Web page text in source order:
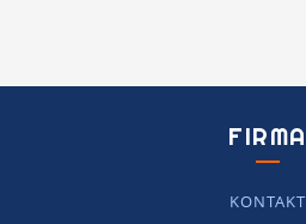
FIRMA
KONTAKT